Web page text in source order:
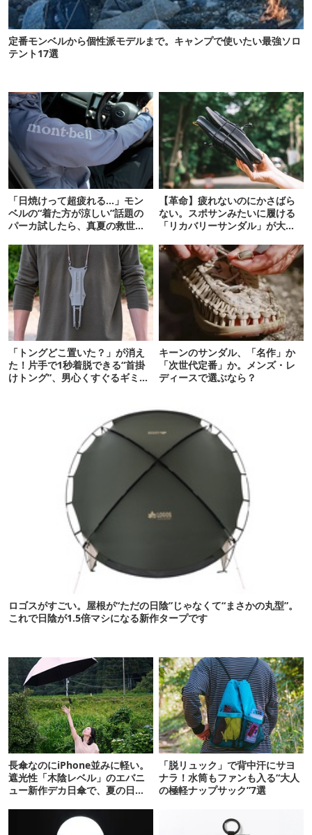
定番モンベルから個性派モデルまで。キャンプで使いたい最強ソロ
テント17選
「日焼けって超疲れる…」モン
ベルの“着た方が涼しい”話題の
パーカ試したら、真夏の救世主
【革命】疲れないのにかさばら
ない。スポサンみたいに履ける
「リカバリーサンダル」が大本
「トングどこ置いた？」が消え
た！片手で1秒着脱できる“首掛
けトング”、男心くすぐるギミッ
キーンのサンダル、「名作」か
「次世代定番」か。メンズ・レ
ディースで選ぶなら？
ロゴスがすごい。屋根が“ただの日陰”じゃなくて“まさかの丸型”。
これで日陰が1.5倍マシになる新作タープです
長傘なのにiPhone並みに軽い。
遮光性「木陰レベル」のエバニ
ュー新作デカ日傘で、夏の日焼
「脱リュック」で背中汗にサヨ
ナラ！水筒もファンも入る“大人
の極軽ナップサック”7選